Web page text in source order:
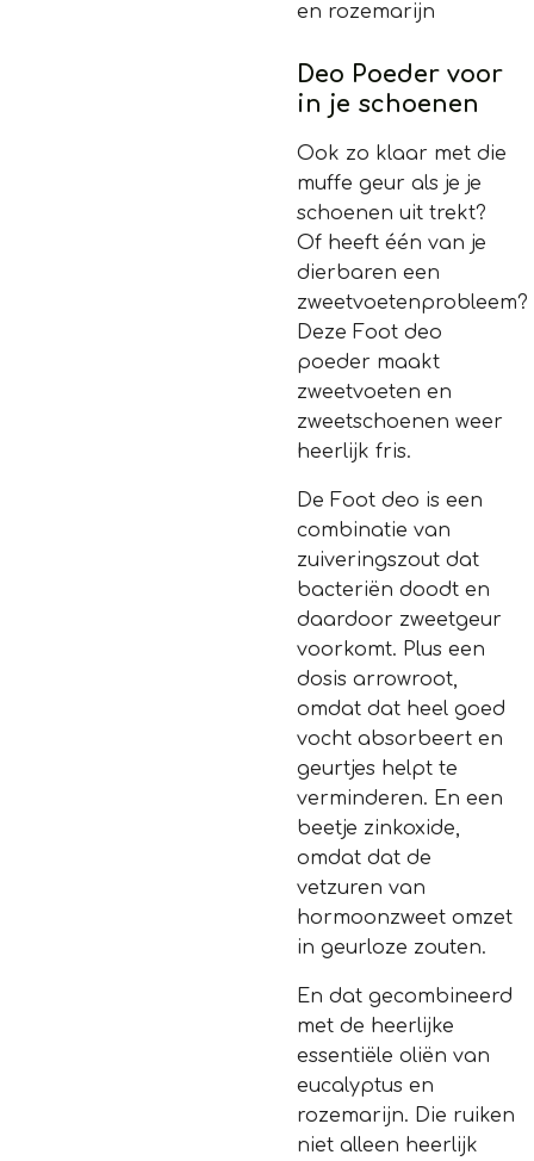
en rozemarijn
Deo Poeder voor
in je schoenen
Ook zo klaar met die
muffe geur als je je
schoenen uit trekt?
Of heeft één van je
dierbaren een
zweetvoetenprobleem?
Deze Foot deo
poeder maakt
zweetvoeten en
zweetschoenen weer
heerlijk fris.
De Foot deo is een
combinatie van
zuiveringszout dat
bacteriën doodt en
daardoor zweetgeur
voorkomt. Plus een
dosis arrowroot,
omdat dat heel goed
vocht absorbeert en
geurtjes helpt te
verminderen. En een
beetje zinkoxide,
omdat dat de
vetzuren van
hormoonzweet omzet
in geurloze zouten.
En dat gecombineerd
met de heerlijke
essentiële oliën van
eucalyptus en
rozemarijn. Die ruiken
niet alleen heerlijk